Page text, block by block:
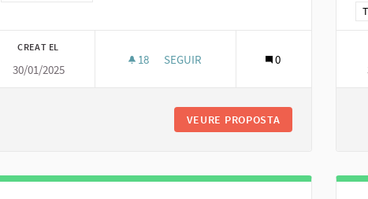
CREAT EL
30/01/2025
18 18 SEGUIDORES
SEGUIR
MILLORAR LES APPS DE TRANSPORT
0
VEURE PROPOSTA MILLORAR LES